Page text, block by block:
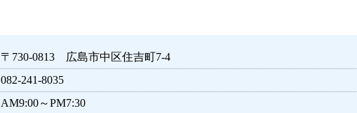
〒730-0813 広島市中区住吉町7-4
082-241-8035
AM9:00～PM7:30